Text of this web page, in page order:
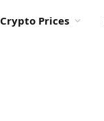
Crypto Prices